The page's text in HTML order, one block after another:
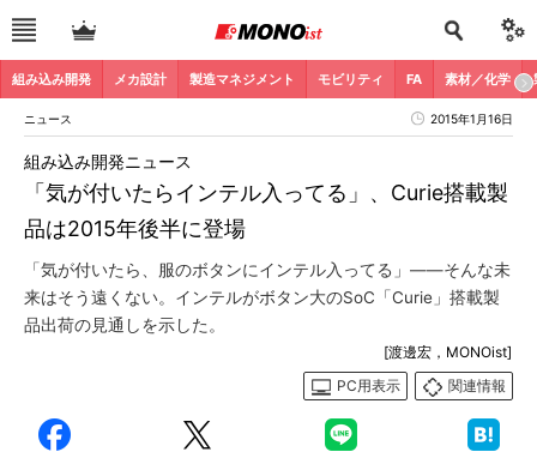
組み込み開発 メカ設計 製造マネジメント モビリティ FA 素材／化学
ニュース 2015年1月16日
「気が付いたらインテル入ってる」、Curie搭載製
品は2015年後半に登場
組み込み開発ニュース
「気が付いたら、服のボタンにインテル入ってる」――そんな未
来はそう遠くない。インテルがボタン大のSoC「Curie」搭載製
品出荷の見通しを示した。
[渡邊宏，MONOist]
PC用表示
関連情報